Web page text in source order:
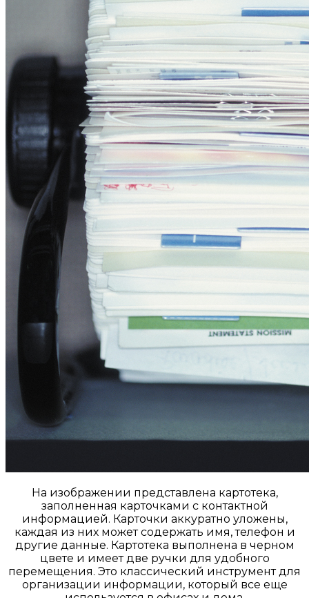
На изображении представлена картотека,
заполненная карточками с контактной
информацией. Карточки аккуратно уложены,
каждая из них может содержать имя, телефон и
другие данные. Картотека выполнена в черном
цвете и имеет две ручки для удобного
перемещения. Это классический инструмент для
организации информации, который все еще